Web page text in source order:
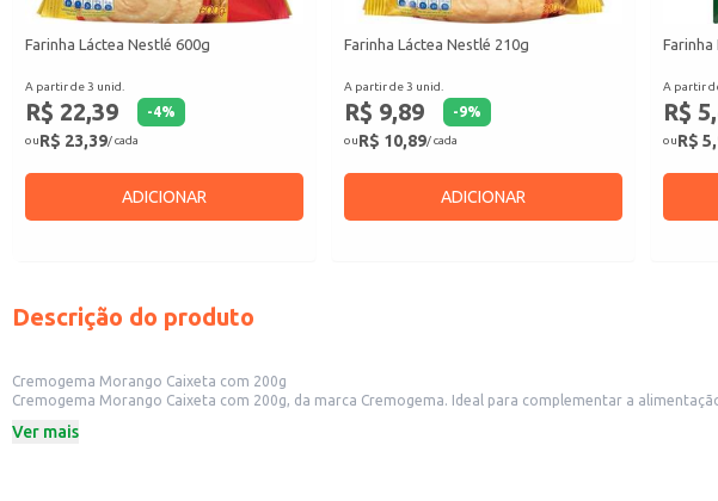
Farinha Láctea Nestlé 600g
A partir de 3 unid.
R$ 22,39 -4%
ouR$ 23,39/ cada
ADICIONAR
Farinha Láctea Nestlé 210g
A partir de 3 unid.
R$ 9,89 -9%
ouR$ 10,89/ cada
ADICIONAR
A partir
R$
ouR$
Descrição do produto
Cremogema Morango Caixeta com 200g
Cremogema Morango Caixeta com 200g, da marca Cremogema. Ideal para complementar a
Marca: Cremogema
Ver mais